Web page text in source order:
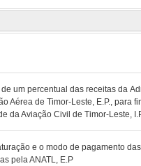
um percentual das receitas da
Aérea de Timor-Leste, E.P., para
da Aviação Civil de Timor-Leste,
e o modo de pagamento
pela ANATL, E.P